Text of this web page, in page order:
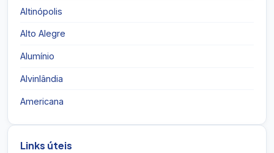
Altinópolis
Alto Alegre
Alumínio
Alvinlândia
Americana
Links úteis